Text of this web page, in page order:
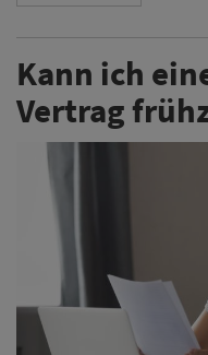
Kann ich
Vertrag